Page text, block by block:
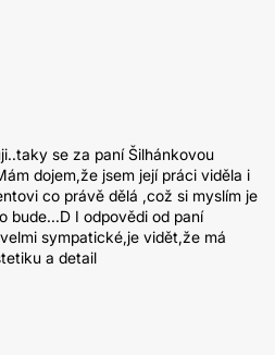
se za paní Šilhánkovou
dojem,že jsem její práci viděla i
co právě dělá ,což si myslím je
bude...D I odpovědi od paní
sympatické,je vidět,že má
a detail